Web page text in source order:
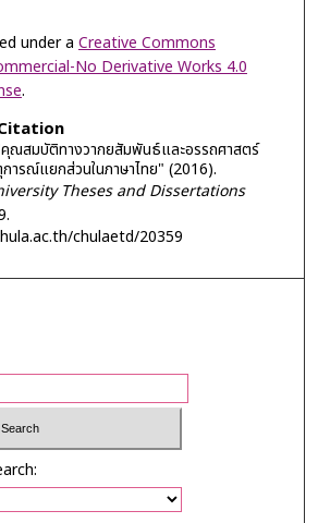
under a Creative Commons
No Derivative Works 4.0
.
ณสมบัติทางวากยสัมพันธ์และอรรถศาสตร์
ารณ์แยกส่วนในภาษาไทย" (2016).
Theses and Dissertations
chulaetd/20359